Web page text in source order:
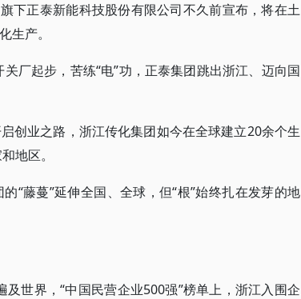
下正泰新能科技股份有限公司不久前宣布，将在土
生产。
厂起步，苦练“电”功，正泰集团跳出浙江、迈向国
创业之路，浙江传化集团如今在全球建立20余个生
地区。
“藤蔓”延伸全国、全球，但“根”始终扎在发芽的地
世界，“中国民营企业500强”榜单上，浙江入围企